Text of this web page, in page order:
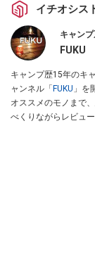
イチオシス
キャン
FUKU
キャンプ歴15年のキ
ャンネル「 FUKU 」を
オススメのモノまで
べくりながらレビュ